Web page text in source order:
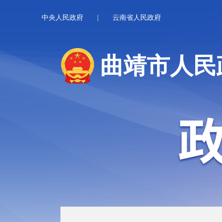
中央人民政府 云南省人民政府
曲靖市人